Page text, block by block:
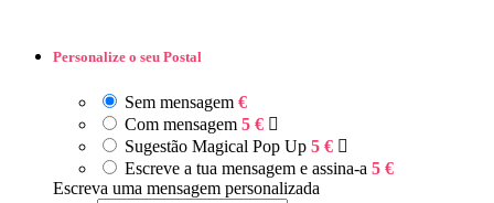
Personalize o seu Postal
Sem mensagem €
Com mensagem 5 €
Sugestão Magical Pop Up 5 €
Escreve a tua mensagem e assina-a 5 €
Escreva uma mensagem personalizada